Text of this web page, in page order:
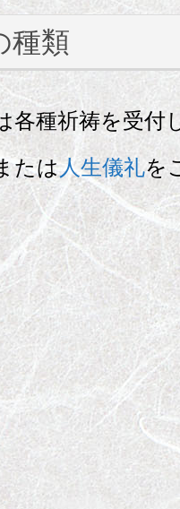
種類
各種祈祷を受付
たは人生儀礼を